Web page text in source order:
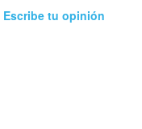
Escribe tu opinión